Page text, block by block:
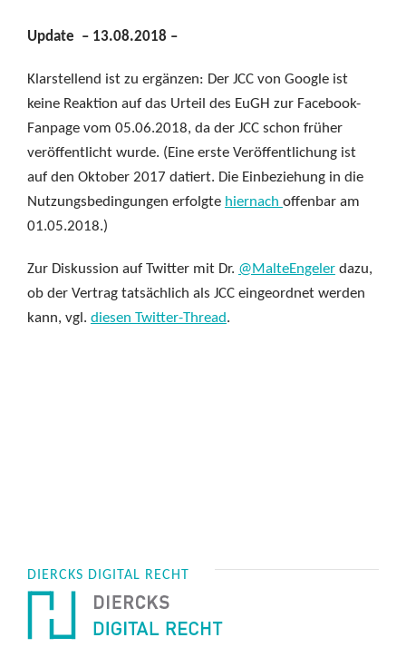
Update – 13.08.2018 –
Klarstellend ist zu ergänzen: Der JCC von Google ist
keine Reaktion auf das Urteil des EuGH zur Facebook-
Fanpage vom 05.06.2018, da der JCC schon früher
veröffentlicht wurde. (Eine erste Veröffentlichung ist
auf den Oktober 2017 datiert. Die Einbeziehung in die
Nutzungsbedingungen erfolgte hiernach offenbar am
01.05.2018.)
Zur Diskussion auf Twitter mit Dr. @MalteEngeler dazu,
ob der Vertrag tatsächlich als JCC eingeordnet werden
kann, vgl. diesen Twitter-Thread.
DIERCKS DIGITAL RECHT